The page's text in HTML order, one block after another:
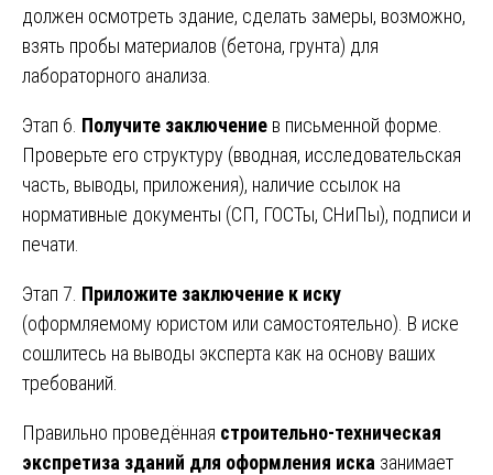
должен осмотреть здание, сделать замеры, возможно,
взять пробы материалов (бетона, грунта) для
лабораторного анализа.
Этап 6. Получите заключение в письменной форме.
Проверьте его структуру (вводная, исследовательская
часть, выводы, приложения), наличие ссылок на
нормативные документы (СП, ГОСТы, СНиПы), подписи и
печати.
Этап 7. Приложите заключение к иску
(оформляемому юристом или самостоятельно). В иске
сошлитесь на выводы эксперта как на основу ваших
требований.
Правильно проведённая строительно-техническая
экспретиза зданий для оформления иска занимает